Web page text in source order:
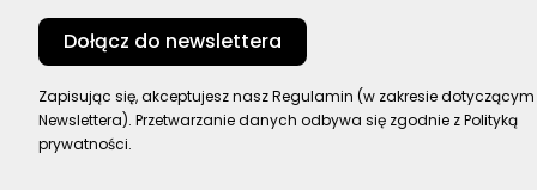
Dołącz do newslettera
Zapisując się, akceptujesz nasz Regulamin (w zakresie dotyczącym
Newslettera). Przetwarzanie danych odbywa się zgodnie z Polityką
prywatności.